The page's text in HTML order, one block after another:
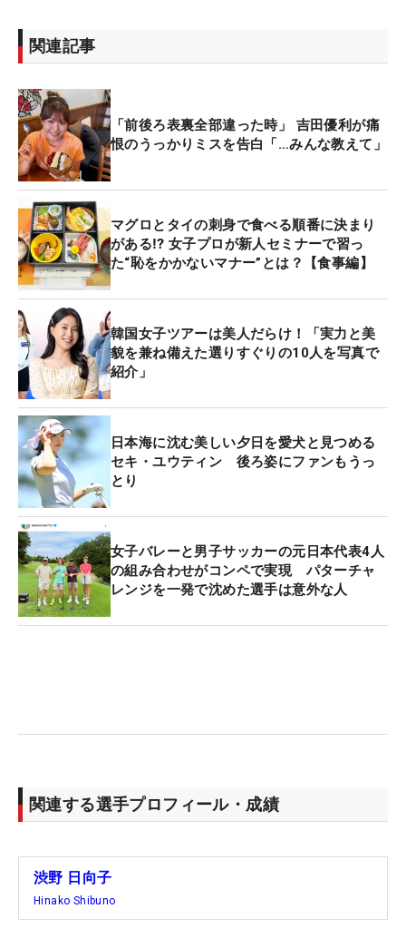
関連記事
「前後ろ表裏全部違った時」 吉田優利が痛
恨のうっかりミスを告白「…みんな教えて」
マグロとタイの刺身で食べる順番に決まり
がある⁉ 女子プロが新人セミナーで習っ
た“恥をかかないマナー”とは？【食事編】
韓国女子ツアーは美人だらけ！「実力と美
貌を兼ね備えた選りすぐりの10人を写真で
紹介」
日本海に沈む美しい夕日を愛犬と見つめる
セキ・ユウティン 後ろ姿にファンもうっ
とり
女子バレーと男子サッカーの元日本代表4人
の組み合わせがコンペで実現 パターチャ
レンジを一発で沈めた選手は意外な人
関連する選手プロフィール・成績
渋野 日向子
Hinako Shibuno